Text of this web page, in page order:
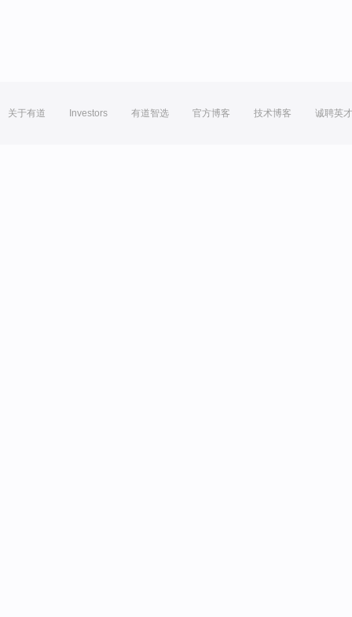
关于有道 Investors 有道智选 官方博客 技术博客 诚聘英才